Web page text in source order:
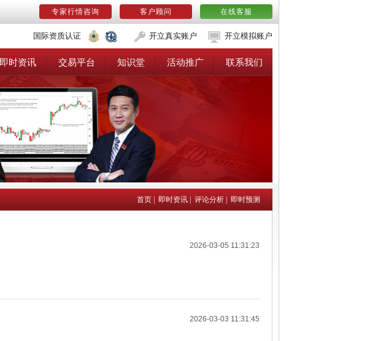
专家行情咨询 客户顾问 在线客服
国际资质认证 开立真实账户 开立模拟账户
即时资讯 交易平台 知识堂 活动推广 联系我们
首页 即时资讯 评论分析 即时预测
2026-03-05 11:31:23
2026-03-03 11:31:45